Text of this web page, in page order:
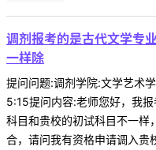
调剂报考的是古代文学专
一样除
提问问题:调剂学院:文学艺术
5:15提问内容:老师您好，我
科目和贵校的初试科目不一样
合，请问我有资格申请调入贵